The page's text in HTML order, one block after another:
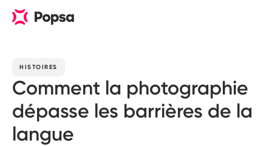
HISTOIRES
Comment la photographie
dépasse les barrières de la
langue